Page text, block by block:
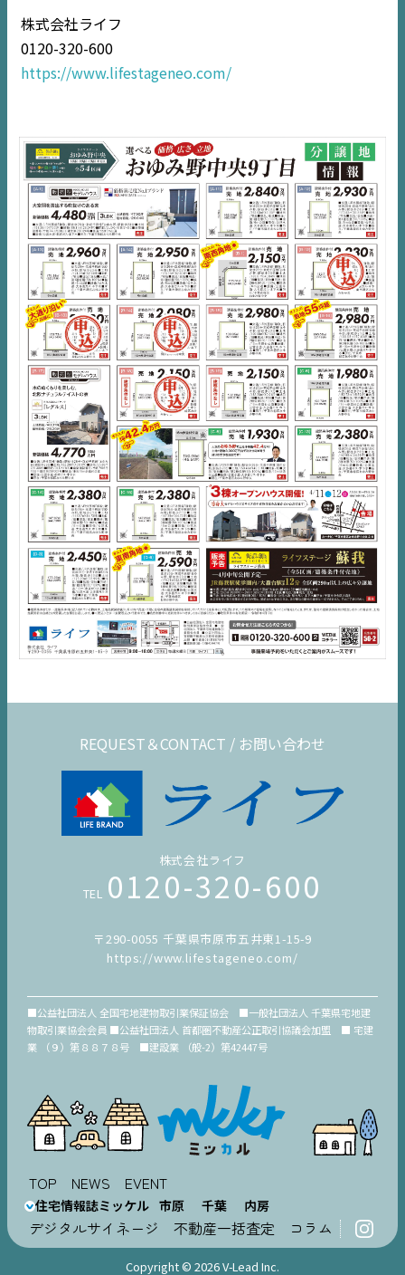
千葉エリア
デジタルサイネージ
不動産一括査定
コラム
株式会社ライフ
0120-320-600
https://www.lifestageneo.com/
REQUEST＆CONTACT / お問い合わせ
株式会社ライフ
TEL 0120-320-600
〒290-0055 千葉県市原市五井東1-15-9
https://www.lifestageneo.com/
■公益社団法人 全国宅地建物取引業保証協会 ■一般社団法人 千葉県宅地建
物取引業協会会員 ■公益社団法人 首都圏不動産公正取引協議会加盟 ■ 宅建
業 （９）第８８７８号 ■建設業 （般-2）第42447号
TOP NEWS EVENT
住宅情報誌ミッケル 市原 千葉 内房
デジタルサイネージ 不動産一括査定 コラム
Copyright © 2026 V-Lead Inc.